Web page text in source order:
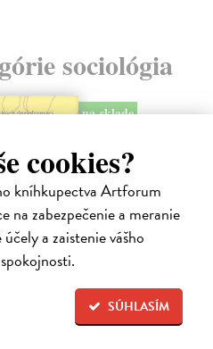
cookies?
kníhkupectva Artforum
na zabezpečenie a meranie
a zaistenie vášho
SÚHLASÍM
sociológia
na sklade